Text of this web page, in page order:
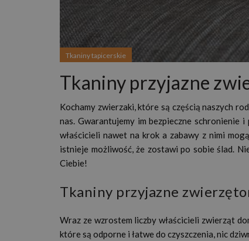
Tkaniny tapicerskie
Tkaniny przyjazne
Kochamy zwierzaki, które są częścią naszych
nas. Gwarantujemy im bezpieczne schronienie
właścicieli nawet na krok a zabawy z nimi
istnieje możliwość, że zostawi po sobie ślad.
Ciebie!
Tkaniny przyjazne
Wraz ze wzrostem liczby właścicieli zwierząt
które są odporne i łatwe do czyszczenia, nic